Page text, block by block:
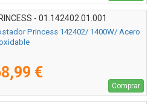
- 01.142402.01.001
Princess 142402/ 1400W/ Acero
€
Comprar